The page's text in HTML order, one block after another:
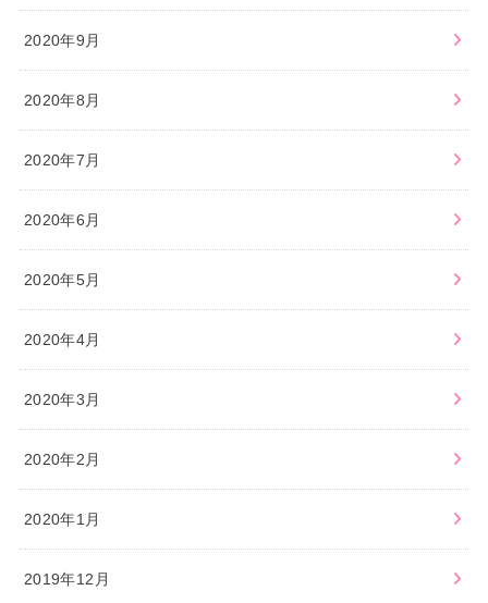
2020年9月
2020年8月
2020年7月
2020年6月
2020年5月
2020年4月
2020年3月
2020年2月
2020年1月
2019年12月